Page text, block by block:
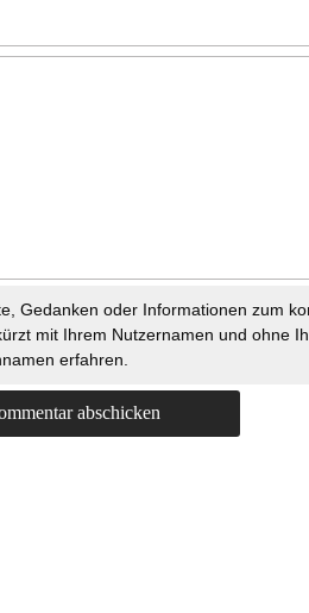
Gedanken oder Informationen zum
mit Ihrem Nutzernamen und ohne
erfahren.